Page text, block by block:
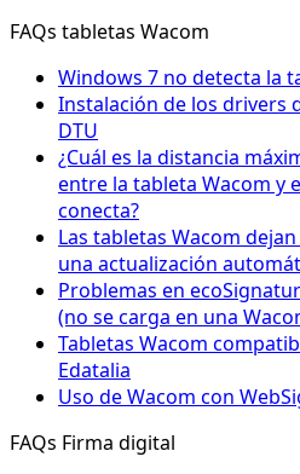
FAQs tabletas Wacom
Windows 7 no detecta la
Instalación de los drivers
DTU
¿Cuál es la distancia
entre la tableta Wacom y
conecta?
Las tabletas Wacom
una actualización
Problemas en
(no se carga en una
Tabletas Wacom
Edatalia
Uso de Wacom con
FAQs Firma digital